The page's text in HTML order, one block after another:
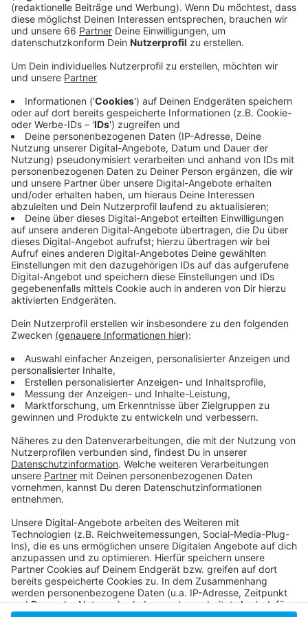
Anzeige
Je nach Ressort gibt es unterschiedlich viele
13 Fahrrädern, die wenigsten haben das Wirtschafts-
und das Innenministerium mit je drei Rädern. Die
Fahrräder sollen in allen Ressorts für Dienstreisen
innerhalb Düsseldorfs genutzt werden. Weltweit ist
der Verkehrssektor für ein Viertel der
Treibhausgasemissionen verantwortlich. Durch
Treibhausgase wird die Erde immer wärmer. Das führt
dazu, dass Extremwetter immer häufiger vorkommen.
Anzeige
Weitere Infos und Links zum Thema:
Anzeige
ADFC fordert sichere Radwege am Rhein
Positive Zwischenbilanz zur Luegallee
werden
Anzeige
Anzeige